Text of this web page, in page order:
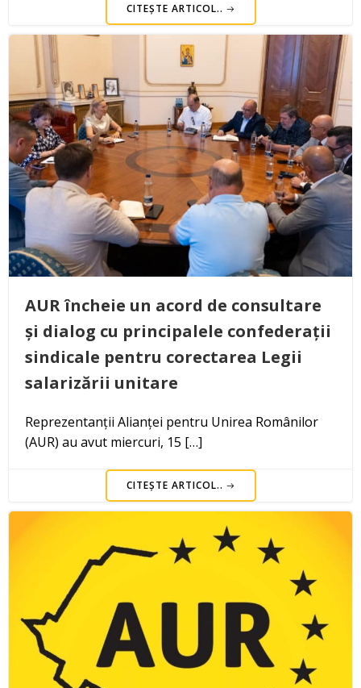
CITEȘTE ARTICOL..
AUR încheie un acord de consultare
și dialog cu principalele confederații
sindicale pentru corectarea Legii
salarizării unitare
Reprezentanții Alianței pentru Unirea Românilor
(AUR) au avut miercuri, 15 […]
CITEȘTE ARTICOL..